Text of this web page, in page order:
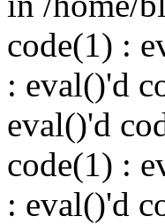
code(1) :
: eval()'d
eval()'d
code(1) :
: eval()'d